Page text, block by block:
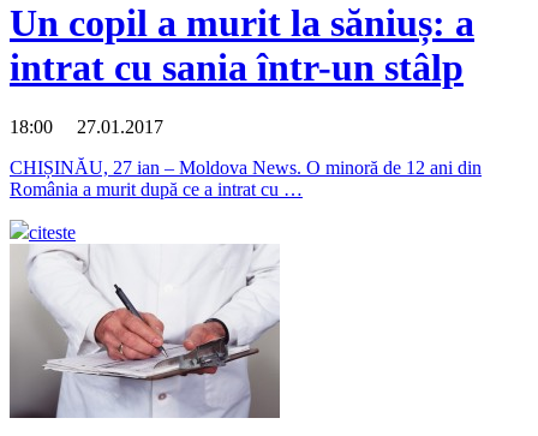
Un copil a murit la săniuș: a
intrat cu sania într-un stâlp
18:00 27.01.2017
CHIȘINĂU, 27 ian – Moldova News. O minoră de 12 ani din
România a murit după ce a intrat cu …
citeste